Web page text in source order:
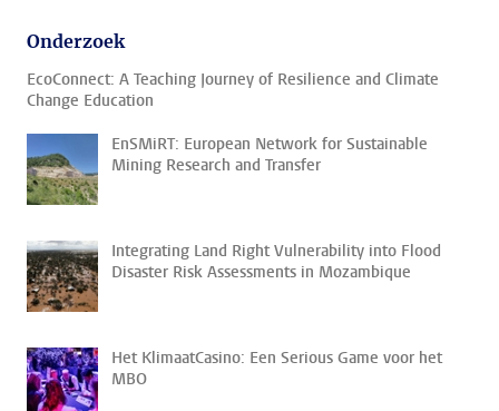
Onderzoek
EcoConnect: A Teaching Journey of Resilience and Climate
Change Education
EnSMiRT: European Network for Sustainable
Mining Research and Transfer
Integrating Land Right Vulnerability into Flood
Disaster Risk Assessments in Mozambique
Het KlimaatCasino: Een Serious Game voor het
MBO